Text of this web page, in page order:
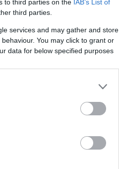
to third parties on the IAB’s List of
third parties.
services and may gather and store
You may click to grant or
data for below specified purposes
ισορροπία.